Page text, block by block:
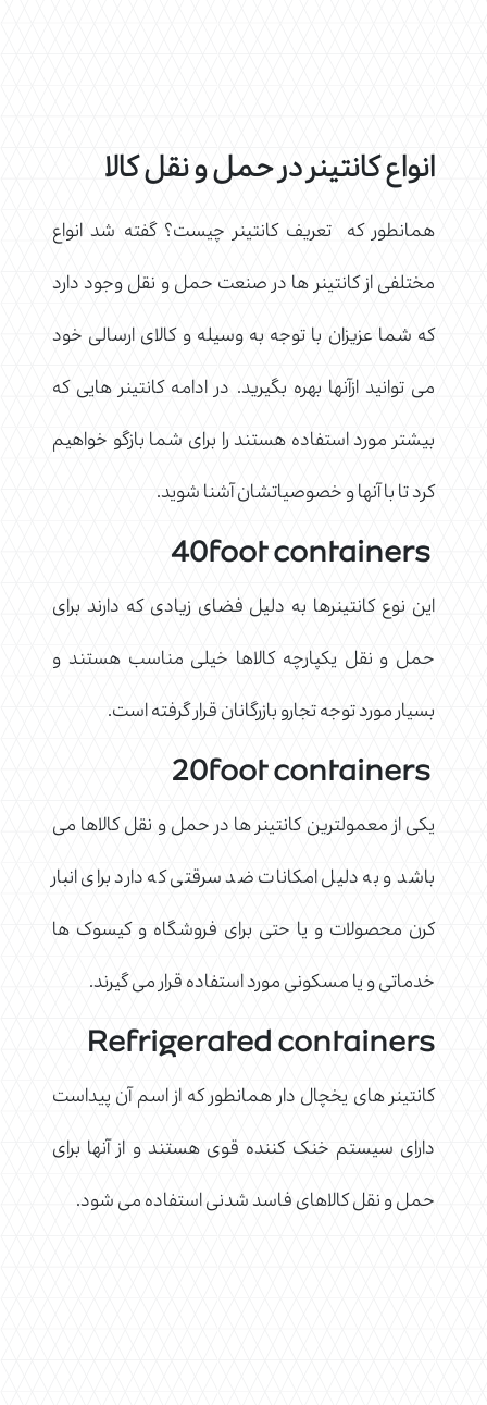
انواع کانتینر در حمل و نقل کالا
همانطور که تعریف کانتینر چیست؟ گفته شد انواع
مختلفی از کانتینر ها در صنعت حمل و نقل وجود دارد
که شما عزیزان با توجه به وسیله و کالای ارسالی خود
می توانید ازآنها بهره بگیرید. در ادامه کانتینر هایی که
بیشتر مورد استفاده هستند را برای شما بازگو خواهیم
کرد تا با آنها و خصوصیاتشان آشنا شوید.
این نوع کانتینرها به دلیل فضای زیادی که دارند برای
حمل و نقل یکپارچه کالاها خیلی مناسب هستند و
بسیار مورد توجه تجارو بازرگانان قرار گرفته است.
یکی از معمولترین کانتینر ها در حمل و نقل کالاها می
باشد و به دلیل امکانات ضد سرقتی که دارد برای انبار
کرن محصولات و یا حتی برای فروشگاه و کیسوک ها
خدماتی و یا مسکونی مورد استفاده قرار می گیرند.
Refrigerated containers
کانتینر های یخچال دار همانطور که از اسم آن پیداست
دارای سیستم خنک کننده قوی هستند و از آنها برای
حمل و نقل کالاهای فاسد شدنی استفاده می شود.